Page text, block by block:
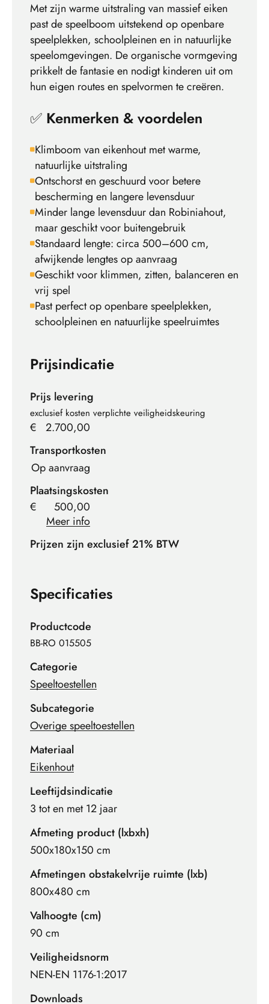
Met zijn warme uitstraling van massief eiken
past de speelboom uitstekend op openbare
speelplekken, schoolpleinen en in natuurlijke
speelomgevingen. De organische vormgeving
prikkelt de fantasie en nodigt kinderen uit om
hun eigen routes en spelvormen te creëren.
✅ Kenmerken & voordelen
Klimboom van eikenhout met warme,
natuurlijke uitstraling
Ontschorst en geschuurd voor betere
bescherming en langere levensduur
Minder lange levensduur dan Robiniahout,
maar geschikt voor buitengebruik
Standaard lengte: circa 500–600 cm,
afwijkende lengtes op aanvraag
Geschikt voor klimmen, zitten, balanceren en
vrij spel
Past perfect op openbare speelplekken,
schoolpleinen en natuurlijke speelruimtes
Prijsindicatie
Prijs levering
exclusief kosten verplichte veiligheidskeuring
€
2.700,00
Transportkosten
Op aanvraag
Plaatsingskosten
€
500,00
Meer info
Prijzen zijn exclusief 21% BTW
Specificaties
Productcode
BB-RO 015505
Categorie
Speeltoestellen
Subcategorie
Overige speeltoestellen
Materiaal
Eikenhout
Leeftijdsindicatie
3 tot en met 12 jaar
Afmeting product (lxbxh)
500x180x150 cm
Afmetingen obstakelvrije ruimte (lxb)
800x480 cm
Valhoogte (cm)
90 cm
Veiligheidsnorm
NEN-EN 1176-1:2017
Downloads